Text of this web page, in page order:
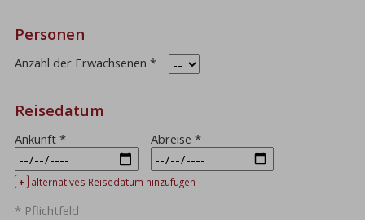
Personen
Anzahl der Erwachsenen*
Reisedatum
Ankunft* Abreise *
+ alternatives Reisedatum hinzufügen
* Pflichtfeld